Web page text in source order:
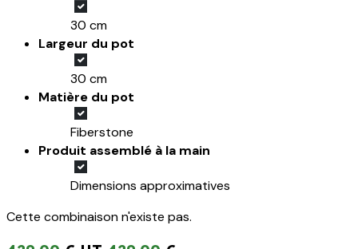
30 cm
Largeur du pot
30 cm
Matière du pot
Fiberstone
Produit assemblé à la main
Dimensions approximatives
Cette combinaison n'existe pas.